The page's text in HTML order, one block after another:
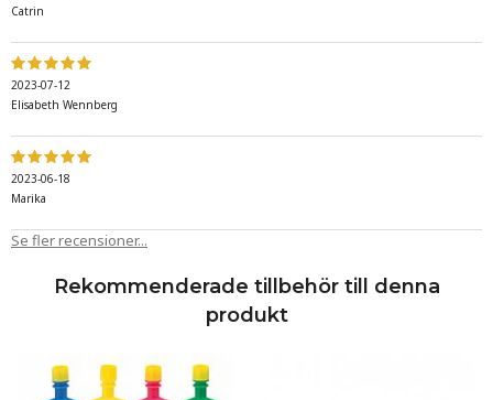
Catrin
2023-07-12
Elisabeth Wennberg
2023-06-18
Marika
Se fler recensioner...
Rekommenderade tillbehör till denna
produkt